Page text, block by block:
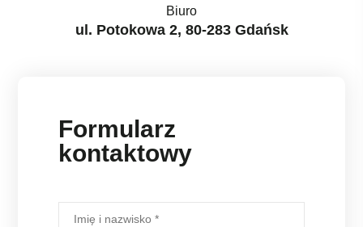
Biuro
ul. Potokowa 2, 80-283 Gdańsk
Formularz
kontaktowy